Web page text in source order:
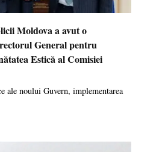
Moldova a avut o
General pentru
Estică al Comisiei
ale noului Guvern, implementarea